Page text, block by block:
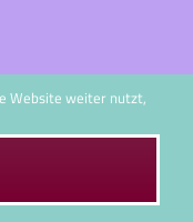
Website weiter nutzt,